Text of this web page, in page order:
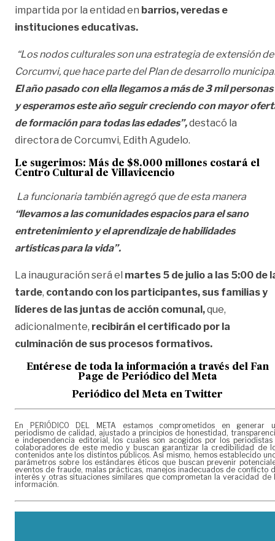
impartida por la entidad en barrios, veredas e
instituciones educativas.
“Los nodos culturales son una estrategia de extensión de
Corcumvi, que hace parte del Plan de desarrollo
El año pasado con ella llegamos a más de 3 mil personas
y esperamos este año seguir creciendo con mayor
de formación para todas las edades”,destacó la
directora de Corcumvi, Edith Agudelo.
Le sugerimos: Más de $8.000 millones costará el
Centro Cultural de Villavicencio
La funcionaria también agregó que de esta manera
“llevamos a las comunidades espacios para el sano
entretenimiento y el aprendizaje de habilidades
artísticas para la vida”.
La inauguración será el martes 5 de julio a las 5:00 de
tarde, contando con los participantes, sus familias y
líderes de las juntas de acción comunal,que,
adicionalmente, recibirán el certificado por la
culminación de sus procesos formativos.
Entérese de toda la información a través del Fan
Page de Periódico del Meta
Periódico del Meta en Twitter
En PERIÓDICO DEL META estamos comprometidos en generar
periodismo de calidad, ajustado a principios de honestidad,
e independencia editorial, los cuales son acogidos por los periodistas
colaboradores de este medio y buscan garantizar la credibilidad de
contenidos ante los distintos públicos. Así mismo, hemos establecido
parámetros sobre los estándares éticos que buscan prevenir
eventos de fraude, malas prácticas, manejos inadecuados de conflicto
interés y otras situaciones similares que comprometan la veracidad de
información.